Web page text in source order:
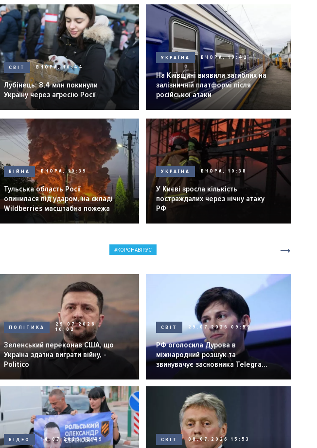
СВІТ ВЧОРА, 10:44
Лубінець: 8,4 млн покинули
Україну через агресію Росії
УКРАЇНА ВЧОРА, 10:42
На Київщині виявили загиблих на
залізничній платформі після
російської атаки
ВІЙНА ВЧОРА, 10:39
Тульська область Росії
опинилася під ударом, на складі
Wildberries масштабна пожежа
УКРАЇНА ВЧОРА, 10:38
У Києві зросла кількість
постраждалих через нічну атаку
РФ
КОРОНАВІРУС
ПОЛІТИКА
29.07.2026
10:02
Зеленський переконав США, що
Україна здатна виграти війну, -
Politico
СВІТ 29.07.2026 09:59
РФ оголосила Дурова в
міжнародний розшук та
звинувачує засновника Telegram
ВІДЕО 14.07.2026 12:49 СВІТ 08.07.2026 15:53